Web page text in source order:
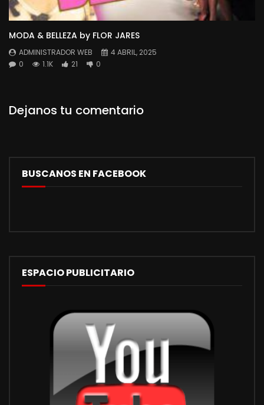
MODA & BELLEZA by FLOR JARES
ADMINISTRADOR WEB
4 ABRIL, 2025
0
1.1K 21 0
Dejanos tu comentario
BUSCANOS EN FACEBOOK
ESPACIO PUBLICITARIO